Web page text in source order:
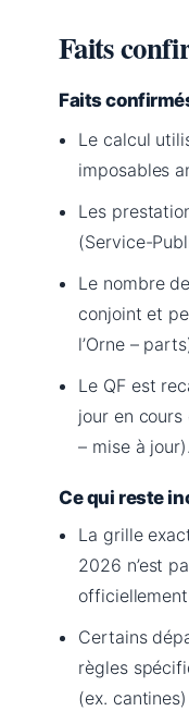
Faits
Faits
Le calcul
imposables
Les
(Service-
Le nombre
conjoint et
l’Orne –
Le QF est
jour en cours
– mise à jour).
Ce qui reste
La grille
2026 n’est
Certains
règles
(ex.